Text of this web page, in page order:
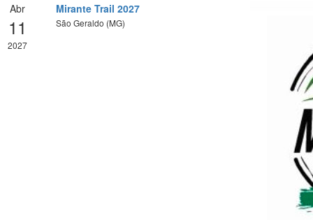
Abr
11
2027
Mirante Trail 2027
São Geraldo (MG)